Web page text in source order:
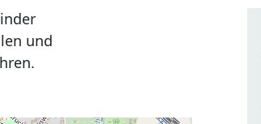
und